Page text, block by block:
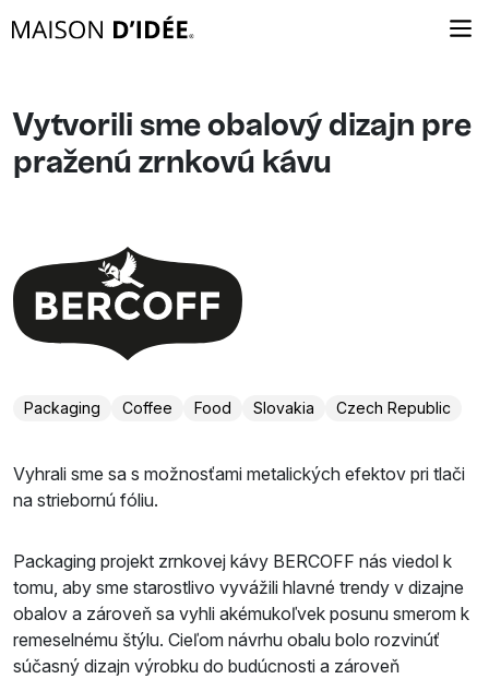
Vytvorili sme obalový dizajn pre
praženú zrnkovú kávu
Packaging Coffee Food Slovakia Czech Republic
Vyhrali sme sa s možnosťami metalických efektov pri tlači
na striebornú fóliu.
Packaging projekt zrnkovej kávy BERCOFF nás viedol k
tomu, aby sme starostlivo vyvážili hlavné trendy v dizajne
obalov a zároveň sa vyhli akémukoľvek posunu smerom k
remeselnému štýlu. Cieľom návrhu obalu bolo rozvinúť
súčasný dizajn výrobku do budúcnosti a zároveň